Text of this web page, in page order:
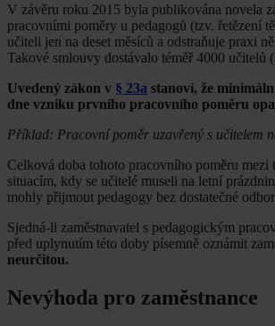
V závěru roku 2015 byla publikována novela
pracovními poměry u pedagogů (tzv. řetězení
učiteli jen na deset měsíců a odstraňuje praxi
Takové smlouvy dostávalo téměř 4000
Uvedený zákon v § 23a stanoví, že
dne vzniku prvního pracovního poměru
Příklad: Pracovní poměr uzavřený s učitelem
Celková doba tohoto pracovního poměru
situacím, kdy se učitelé museli na letní
mohly přijmout pedagogy bez dostatečné
Sjedná-li zaměstnavatel s pedagogickým
před uplynutím této doby písemně oznámit
neurčitou.
Nevýhoda pro zaměstnance